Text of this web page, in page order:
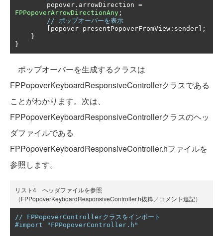
        popover
. arrowDirection =
FPPopoverArrowDirectionAny ;
// ポップオーバーを表示
popover presentPopoverFromView : sender ];
}
}
ポップオーバーを生成するクラスは
FPPopoverKeyboardResponsiveControllerクラスである
ことがわかります。次は、
FPPopoverKeyboardResponsiveControllerクラスのヘッ
ダファイルである
FPPopoverKeyboardResponsiveController.hファイルを
参照します。
リスト4 ヘッダファイルを参照
（FPPopoverKeyboardResponsiveController.h抜粋／コメント追記）
// FPPopoverControllerクラスをインポート
#import "FPPopoverController.h"